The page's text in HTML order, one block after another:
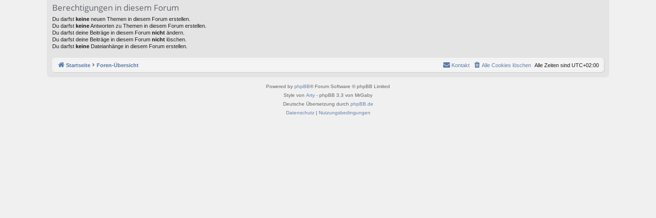
Berechtigungen in diesem Forum
Du darfst keine neuen Themen in diesem Forum erstellen.
Du darfst keineAntworten zu Themen in diesem Forum erstellen.
Du darfst deine Beiträge in diesem Forum nicht ändern.
Du darfst deine Beiträge in diesem Forum nicht löschen.
Du darfst keine Dateianhänge in diesem Forum erstellen.
Startseite Foren-Übersicht Alle Zeiten sind UTC+02:00
Alle Cookies löschen
Kontakt
Powered by phpBB® Forum Software © phpBB Limited
Style von Arty - phpBB 3.3 von MrGaby
Deutsche Übersetzung durch phpBB.de
Datenschutz| Nutzungsbedingungen